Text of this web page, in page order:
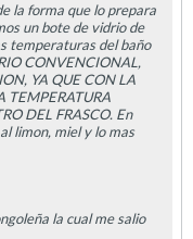
la forma que lo prepara
un bote de vidrio de
temperaturas del baño
CONVENCIONAL,
YA QUE CON LA
TEMPERATURA
DEL FRASCO. En
limon, miel y lo mas
la cual me salio